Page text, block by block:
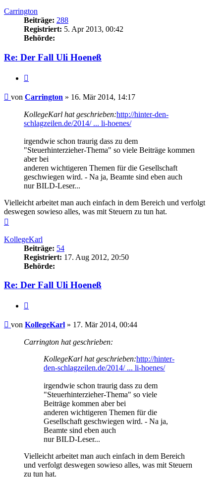
Carrington
Beiträge: 288
Registriert: 5. Apr 2013, 00:42
Behörde:
Re: Der Fall Uli Hoeneß
Beitrag
von Carrington » 16. Mär 2014, 14:17
KollegeKarl hat geschrieben:http://hinter-den-
schlagzeilen.de/2014/ ... li-hoenes/
irgendwie schon traurig dass zu dem
"Steuerhinterzieher-Thema" so viele Beiträge kommen
aber bei
anderen wichtigeren Themen für die Gesellschaft
geschwiegen wird. - Na ja, Beamte sind eben auch
nur BILD-Leser...
Vielleicht arbeitet man auch einfach in dem Bereich und verfolgt
deswegen sowieso alles, was mit Steuern zu tun hat.
KollegeKarl
Beiträge: 54
Registriert: 17. Aug 2012, 20:50
Behörde:
Re: Der Fall Uli Hoeneß
Beitrag
von KollegeKarl » 17. Mär 2014, 00:44
Carrington hat geschrieben:
KollegeKarl hat geschrieben:http://hinter-
den-schlagzeilen.de/2014/ ... li-hoenes/
irgendwie schon traurig dass zu dem
"Steuerhinterzieher-Thema" so viele
Beiträge kommen aber bei
anderen wichtigeren Themen für die
Gesellschaft geschwiegen wird. - Na ja,
Beamte sind eben auch
nur BILD-Leser...
Vielleicht arbeitet man auch einfach in dem Bereich
und verfolgt deswegen sowieso alles, was mit Steuern
zu tun hat.